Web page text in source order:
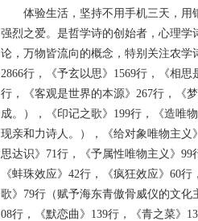
体验生活，坚持不用手机三天，
强烈之爱。是哲学诗的创始者，心理
论，万物皆流向的概念，特别关注农学
2866行，《予玄以思》1569行，《相
行，《客观是世界的本源》267行，《
成。），《印记之歌》199行，《造唯
现亲和力诗人。），《给对象唯物主义
思达识》71行，《予属性唯物主义》99
《蚌珠效应》42行，《疯狂效应》60
歌》79行（赋予海东青傲骨威仪的文
08行，《默恋曲》139行，《青之菜》